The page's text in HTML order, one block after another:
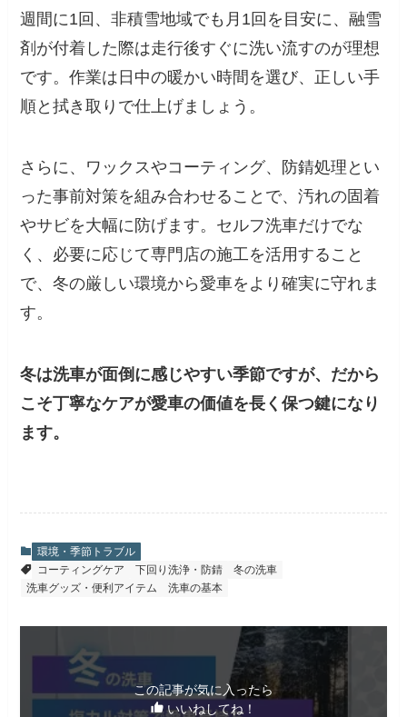
週間に1回、非積雪地域でも月1回を目安に、融雪
剤が付着した際は走行後すぐに洗い流すのが理想
です。作業は日中の暖かい時間を選び、正しい手
順と拭き取りで仕上げましょう。
さらに、ワックスやコーティング、防錆処理とい
った事前対策を組み合わせることで、汚れの固着
やサビを大幅に防げます。セルフ洗車だけでな
く、必要に応じて専門店の施工を活用すること
で、冬の厳しい環境から愛車をより確実に守れま
す。
冬は洗車が面倒に感じやすい季節ですが、だから
こそ丁寧なケアが愛車の価値を長く保つ鍵になり
ます。
環境・季節トラブル
コーティングケア
下回り洗浄・防錆
冬の洗車
洗車グッズ・便利アイテム
洗車の基本
この記事が気に入ったら
いいねしてね！